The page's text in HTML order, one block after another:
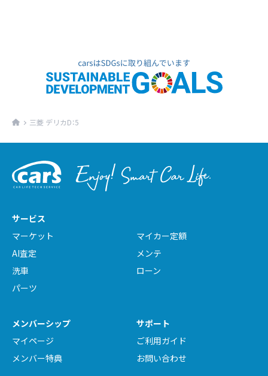
三菱 デリカD：5
サービス
マーケット
マイカー定額
AI査定
メンテ
洗車
ローン
パーツ
メンバーシップ
マイページ
メンバー特典
サポート
ご利用ガイド
お問い合わせ